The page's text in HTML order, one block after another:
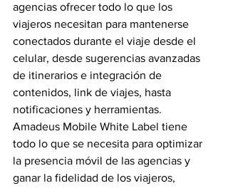
agencias ofrecer todo lo que los
viajeros necesitan para mantenerse
conectados durante el viaje desde el
celular, desde sugerencias avanzadas
de itinerarios e integración de
contenidos, link de viajes, hasta
notificaciones y herramientas.
Amadeus Mobile White Label tiene
todo lo que se necesita para optimizar
la presencia móvil de las agencias y
ganar la fidelidad de los viajeros,